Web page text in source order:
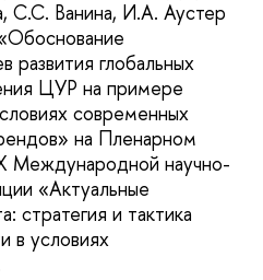
С.С. Ванина, И.А. Аустер
развития глобальных
ЦУР на примере
современных
на Пленарном
Международной научно-
«Актуальные
и тактика
в условиях